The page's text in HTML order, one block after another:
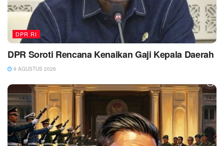
DPR RI
DPR Soroti Rencana Kenaikan Gaji Kepala Daerah
9 AGUSTUS 2026